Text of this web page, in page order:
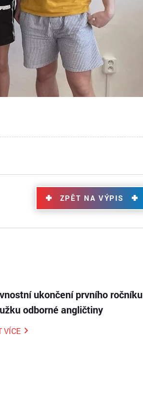
ZPĚT NA VÝPIS
ukončení prvního ročníku
odborné angličtiny
VÍCE